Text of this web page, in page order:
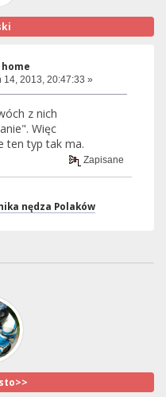
14, 2013, 20:47:33 »
z nich
Więc
ten typ tak ma.
Zapisane
nędza Polaków